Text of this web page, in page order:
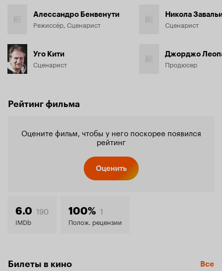
Алессандро Бенвенути
Режиссёр, Сценарист
Уго Кити
Сценарист
Никола
Сценарист
Джорджо
Продюсер
Рейтинг фильма
Оцените фильм, чтобы у него поскорее появился
рейтинг
Оценить
6.0 190
IMDb
100% 1
Полож. рецензии
Билеты в кино Все